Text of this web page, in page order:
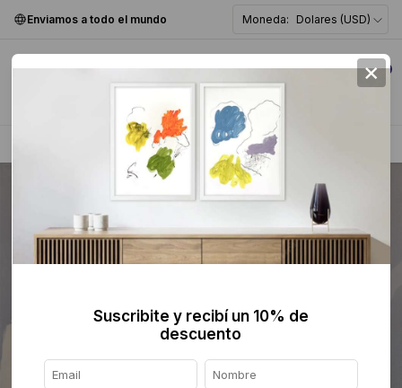
Enviamos a todo el mundo Moneda: Dolares (USD)
0
Abstracta >
×
Suscribite y recibí un 10% de
descuento